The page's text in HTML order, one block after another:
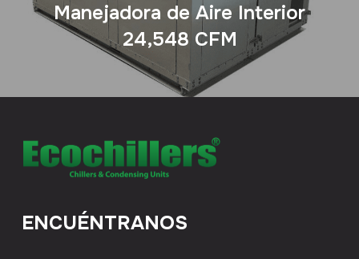
Manejadora de Aire Interior
24,548 CFM
ENCUÉNTRANOS